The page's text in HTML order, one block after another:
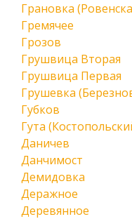
Грановка
Гремячее
Грозов
Грушвица Вторая
Грушвица Первая
Грушевка
Губков
Гута
Даничев
Данчимост
Демидовка
Деражное
Деревянное